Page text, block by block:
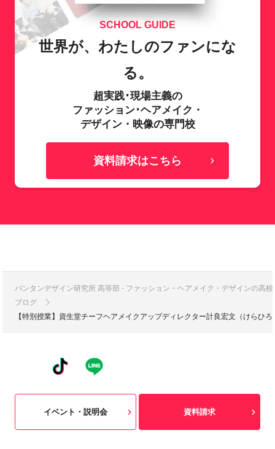
SCHOOL GUIDE
世界が、わたしのファンにな
る。
超実践･現場主義の
ファッション･ヘアメイク・
デザイン・映像の専門校
資料請求はこちら
バンタンデザイン研究所 高等部 - ファッション・ヘアメイク・デザインの高
ブログ
【特別授業】資生堂チーフヘアメイクアップディレクター計良宏文（けらひ
イベント・説明会 資料請求